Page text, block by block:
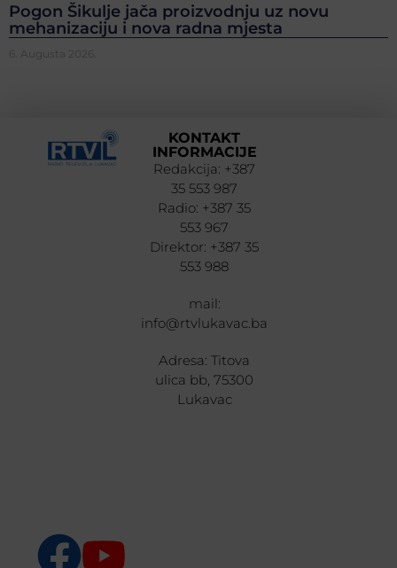
Pogon Šikulje jača proizvodnju uz novu
mehanizaciju i nova radna mjesta
6. Augusta 2026.
KONTAKT
INFORMACIJE
Redakcija: +387
35 553 987
Radio: +387 35
553 967
Direktor: +387 35
553 988
mail:
info@rtvlukavac.ba
Adresa: Titova
ulica bb, 75300
Lukavac